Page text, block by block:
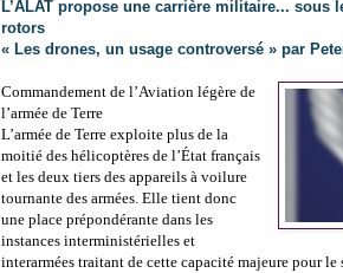
L’ALAT propose une carrière militaire... sous
rotors
« Les drones, un usage controversé » par
Commandement de l’Aviation légère de
l’armée de Terre
L’armée de Terre exploite plus de la
moitié des hélicoptères de l’État français
et les deux tiers des appareils à voilure
tournante des armées. Elle tient donc
une place prépondérante dans les
instances interministérielles et
interarmées traitant de cette capacité majeure pour le